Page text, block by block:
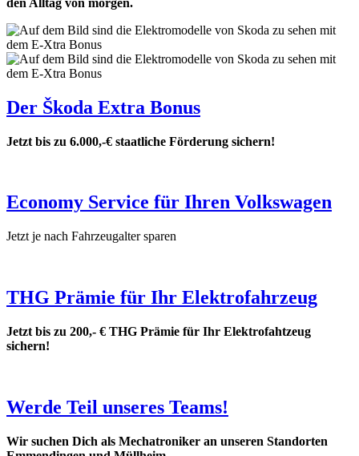
Der Škoda Extra Bonus
Jetzt bis zu 6.000,-€ staatliche Förderung sichern!
Economy Service für Ihren Volkswagen
Jetzt je nach Fahrzeugalter sparen
THG Prämie für Ihr Elektrofahrzeug
Jetzt bis zu 200,- € THG Prämie für Ihr Elektrofahtzeug
sichern!
Werde Teil unseres Teams!
Wir suchen Dich als Mechatroniker an unseren Standorten